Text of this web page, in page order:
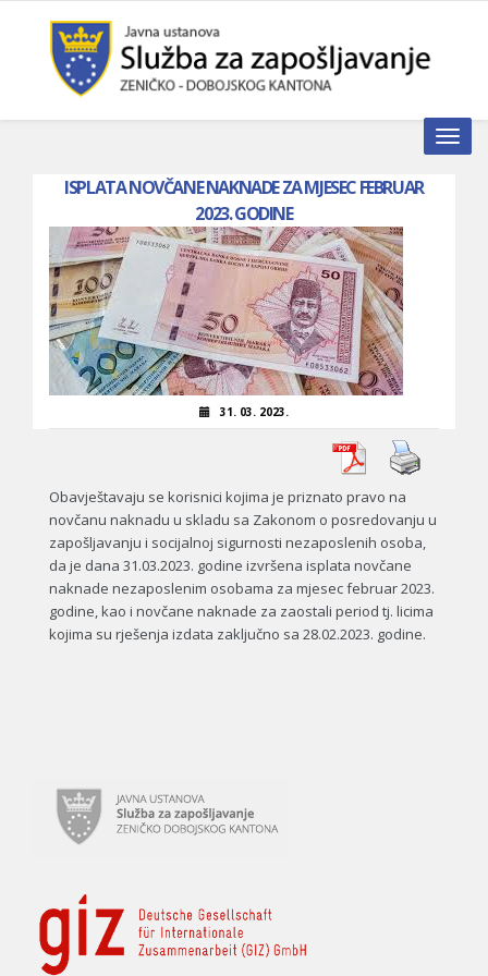
Toggle
ISPLATA NOVČANE NAKNADE ZA MJESEC FEBRUAR
2023. GODINE
31. 03. 2023.
Obavještavaju se korisnici kojima je priznato pravo na
novčanu naknadu u skladu sa Zakonom o posredovanju u
zapošljavanju i socijalnoj sigurnosti nezaposlenih osoba,
da je dana 31.03.2023. godine izvršena isplata novčane
naknade nezaposlenim osobama za mjesec februar 2023.
godine, kao i novčane naknade za zaostali period tj. licima
kojima su rješenja izdata zaključno sa 28.02.2023. godine.